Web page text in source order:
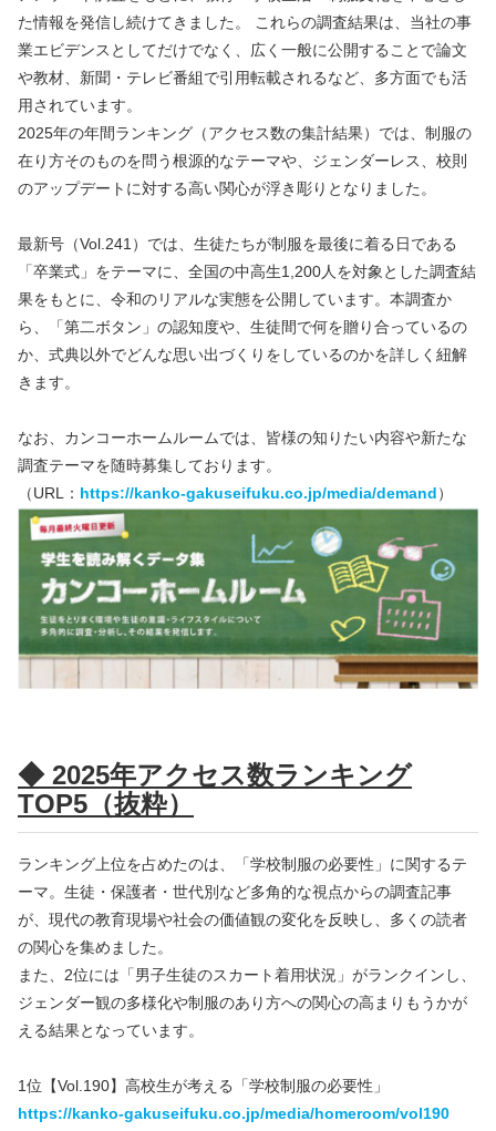
た情報を発信し続けてきました。 これらの調査結果は、当社の事
業エビデンスとしてだけでなく、広く一般に公開することで論文
や教材、新聞・テレビ番組で引用転載されるなど、多方面でも活
用されています。
2025年の年間ランキング（アクセス数の集計結果）では、制服の
在り方そのものを問う根源的なテーマや、ジェンダーレス、校則
のアップデートに対する高い関心が浮き彫りとなりました。
最新号（Vol.241）では、生徒たちが制服を最後に着る日である
「卒業式」をテーマに、全国の中高生1,200人を対象とした調査結
果をもとに、令和のリアルな実態を公開しています。本調査か
ら、「第二ボタン」の認知度や、生徒間で何を贈り合っているの
か、式典以外でどんな思い出づくりをしているのかを詳しく紐解
きます。
なお、カンコーホームルームでは、皆様の知りたい内容や新たな
調査テーマを随時募集しております。
（URL： https://kanko-gakuseifuku.co.jp/media/demand）
◆ 2025年アクセス数ランキング
TOP5（抜粋）
ランキング上位を占めたのは、「学校制服の必要性」に関するテ
ーマ。生徒・保護者・世代別など多角的な視点からの調査記事
が、現代の教育現場や社会の価値観の変化を反映し、多くの読者
の関心を集めました。
また、2位には「男子生徒のスカート着用状況」がランクインし、
ジェンダー観の多様化や制服のあり方への関心の高まりもうかが
える結果となっています。
1位【Vol.190】高校生が考える「学校制服の必要性」
https://kanko-gakuseifuku.co.jp/media/homeroom/vol190